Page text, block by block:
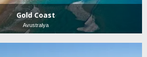
Gold Coast
Avustralya